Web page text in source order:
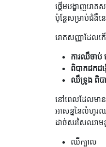
ផ្តើមបង្ហាញរ
ប៉ុន្តែសម្រាប់ជំងឺ
រោគសញ្ញាដែលក
ការឈឺចាប់
ពិបាកដកដ
ឈឺទ្រូង ពិបា
នៅពេលដែលមាន
អាសន្ននៃលំហូរ
ដាច់សរសៃឈាមខួ
ឈឺក្បាល